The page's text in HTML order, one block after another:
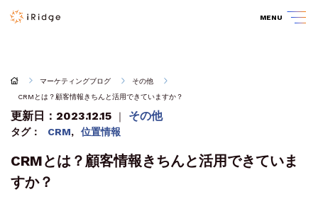
MENU
マーケティングブログ
その他
CRMとは？顧客情報きちんと活用できていますか？
更新日：2023.12.15 ｜ その他
タグ： CRM, 位置情報
CRMとは？顧客情報きちんと活用できていま
すか？